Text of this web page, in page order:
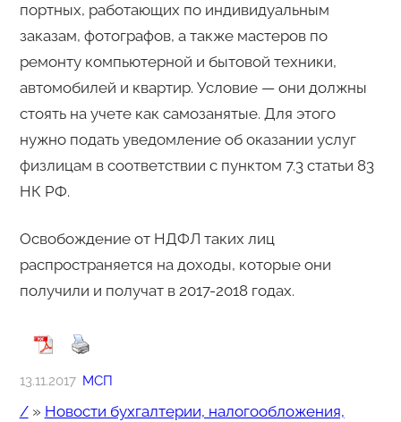
портных, работающих по индивидуальным
заказам, фотографов, а также мастеров по
ремонту компьютерной и бытовой техники,
автомобилей и квартир. Условие — они должны
стоять на учете как самозанятые. Для этого
нужно подать уведомление об оказании услуг
физлицам в соответствии с пунктом 7.3 статьи 83
НК РФ.
Освобождение от НДФЛ таких лиц
распространяется на доходы, которые они
получили и получат в 2017-2018 годах.
13.11.2017 МСП
/» Новости бухгалтерии, налогообложения,